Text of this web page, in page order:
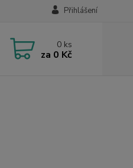
Přihlášení
0 ks
za 0 Kč